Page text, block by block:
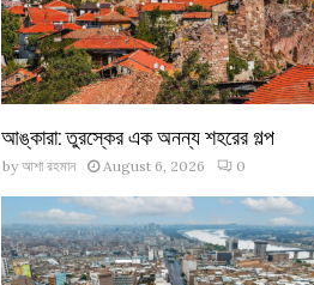
আঙ্কারা: তুরস্কের এক অনন্য শহরের গল্প
by আশা রহমান August 6, 2026 0